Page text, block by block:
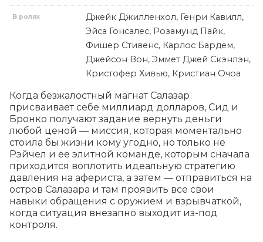
В ролях
Джейк Джилленхол, Генри Кавилл,
Эйса Гонсалес, Розамунд Пайк,
Фишер Стивенс, Карлос Бардем,
Джейсон Вон, Эммет Джей Скэнлэн,
Кристофер Хивью, Кристиан Очоа
Когда безжалостный магнат Салазар
присваивает себе миллиард долларов, Сид и
Бронко получают задание вернуть деньги
любой ценой — миссия, которая моментально
стоила бы жизни кому угодно, но только не
Рэйчел и ее элитной команде, которым сначала
приходится воплотить идеальную стратегию
давления на афериста, а затем — отправиться на
остров Салазара и там проявить все свои
навыки обращения с оружием и взрывчаткой,
когда ситуация внезапно выходит из-под
контроля.